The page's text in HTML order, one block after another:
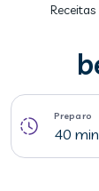
Receitas
Preparo
40